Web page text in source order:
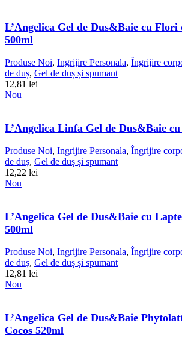
L’Angelica Gel de Dus&Baie cu Flori
500ml
Produse Noi, Ingrijire Personala, Îngrijire
de duș, Gel de duș și spumant
12,81 lei
Nou
L’Angelica Linfa Gel de Dus&Baie
Produse Noi, Ingrijire Personala, Îngrijire
de duș, Gel de duș și spumant
12,22 lei
Nou
L’Angelica Gel de Dus&Baie cu
500ml
Produse Noi, Ingrijire Personala, Îngrijire
de duș, Gel de duș și spumant
12,81 lei
Nou
L’Angelica Gel de Dus&Baie
Cocos 520ml